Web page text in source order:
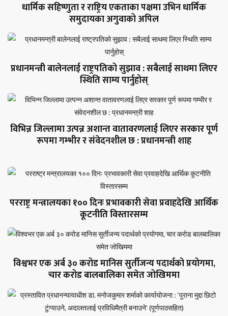
धार्मिक सहिष्णुता र राष्ट्रिय एकताका पक्षमा उभिन धार्मिक
समुदायका अगुवाको अपिल
प्रधानमन्त्री बालेनलाई राष्ट्रपतिको सुझाव : सबैलाई साथमा लिएर
स्थिति साम्य पार्नुहोस्
विभिन्न जिल्लामा उत्पन्न अशान्त वातावरणलाई लिएर सरकार पूर्ण
रूपमा गम्भीर र संवेदनशील छ : प्रधानमन्त्री शाह
परराष्ट्र मन्त्रालयका १०० दिनः प्रभावकारी सेवा प्रवाहदेखि आर्थिक
कूटनीति विस्तारसम्म
विश्वभर एक अर्ब ३० करोड मानिस सुर्तीजन्य पदार्थको प्रयोगमा,
चार करोड बालबालिका समेत जोखिममा